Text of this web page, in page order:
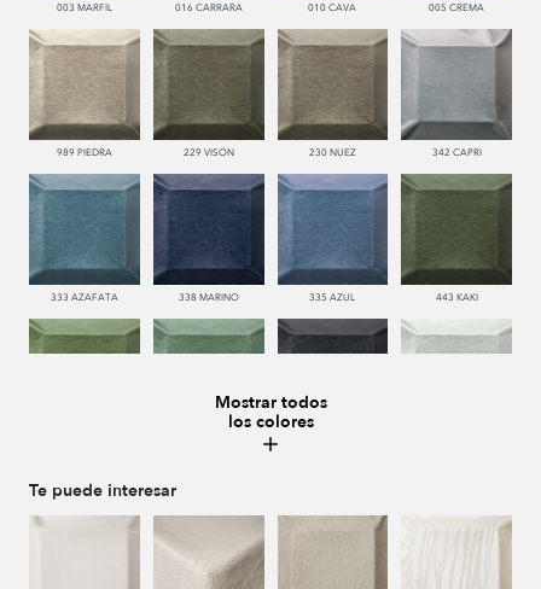
003 MARFIL 016 CARRARA 010 CAVA 005 CREMA
989 PIEDRA 229 VISON 230 NUEZ 342 CAPRI
333 AZAFATA 338 MARINO 335 AZUL 443 KAKI
986 CENIZA
Mostrar todos
los colores
Te puede interesar